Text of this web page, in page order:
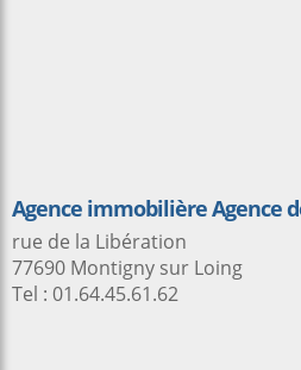
Agence immobilière Agence
rue de la Libération
77690 Montigny sur Loing
Tel : 01.64.45.61.62